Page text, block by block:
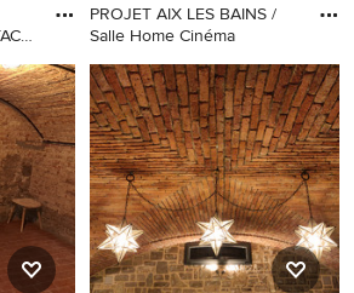
PROJET AIX LES BAINS /
Salle Home Cinéma